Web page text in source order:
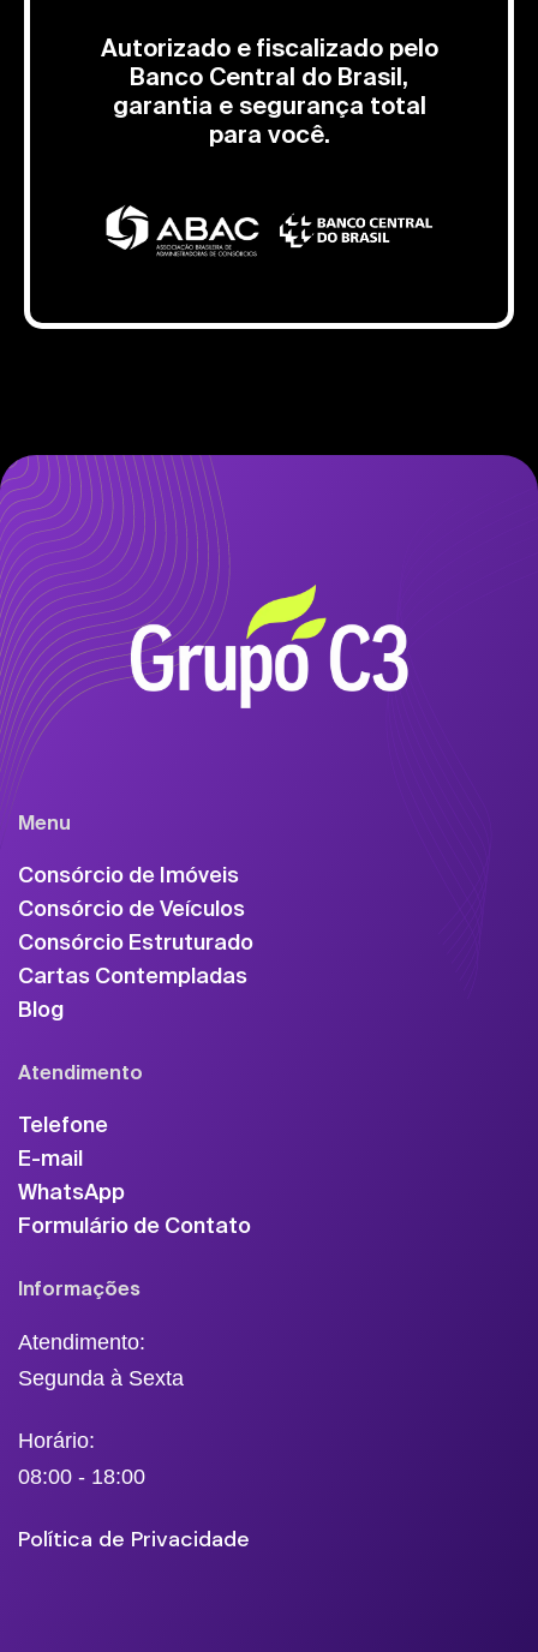
Autorizado e fiscalizado pelo
Banco Central do Brasil,
garantia e segurança total
para você.
Menu
Consórcio de Imóveis
Consórcio de Veículos
Consórcio Estruturado
Cartas Contempladas
Blog
Atendimento
Telefone
E-mail
WhatsApp
Formulário de Contato
Informações
Atendimento:
Segunda à Sexta
Horário:
08:00 - 18:00
Política de Privacidade